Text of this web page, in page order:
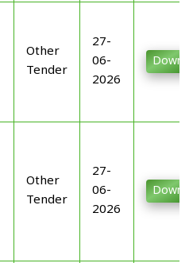
Other
Tender
27-
06-
2026
Other
Tender
27-
06-
2026